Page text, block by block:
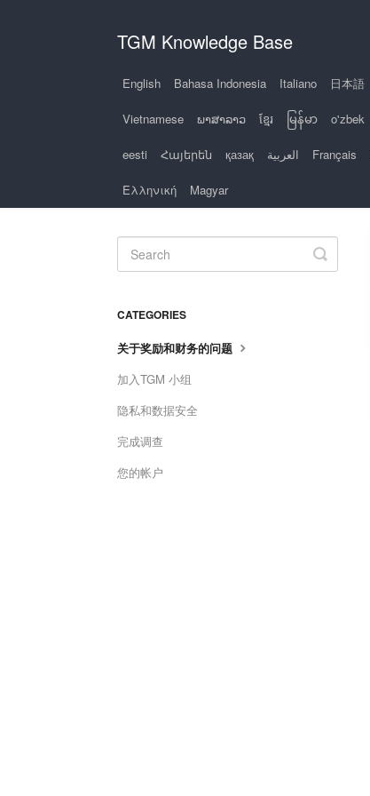
TGM Knowledge Base
English Bahasa Indonesia Italiano 日本語
Vietnamese ພາສາລາວ ខ្មែរ မြန်မာ o'zbek
eesti Հայերեն қазақ العربية Français
Ελληνική Magyar
Toggle
Search
CATEGORIES
关于奖励和财务的问题
加入TGM 小组
隐私和数据安全
完成调查
您的帐户